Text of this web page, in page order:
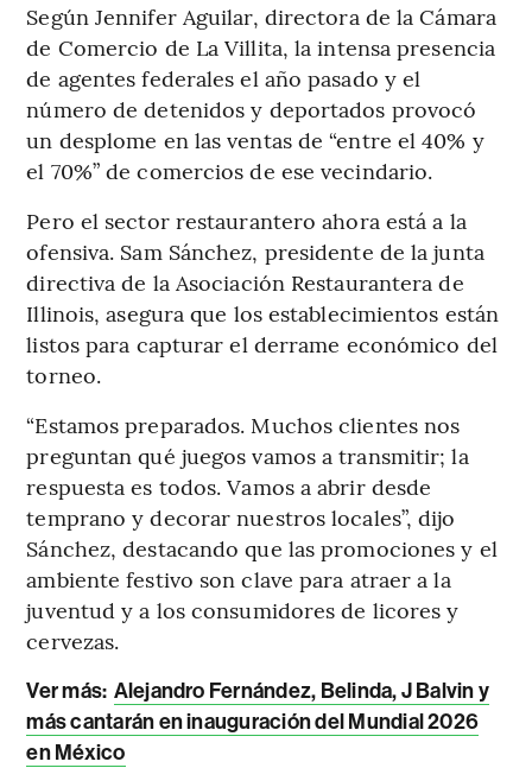
Según Jennifer Aguilar, directora de la Cámara
de Comercio de La Villita, la intensa presencia
de agentes federales el año pasado y el
número de detenidos y deportados provocó
un desplome en las ventas de “entre el 40% y
el 70%” de comercios de ese vecindario.
Pero el sector restaurantero ahora está a la
ofensiva. Sam Sánchez, presidente de la junta
directiva de la Asociación Restaurantera de
Illinois, asegura que los establecimientos están
listos para capturar el derrame económico del
torneo.
“Estamos preparados. Muchos clientes nos
preguntan qué juegos vamos a transmitir; la
respuesta es todos. Vamos a abrir desde
temprano y decorar nuestros locales”, dijo
Sánchez, destacando que las promociones y el
ambiente festivo son clave para atraer a la
juventud y a los consumidores de licores y
cervezas.
Ver más: Alejandro Fernández, Belinda, J Balvin y
más cantarán en inauguración del Mundial 2026
en México